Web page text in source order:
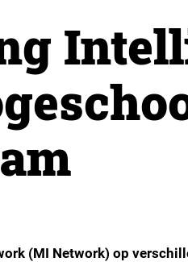
(MI Network) op